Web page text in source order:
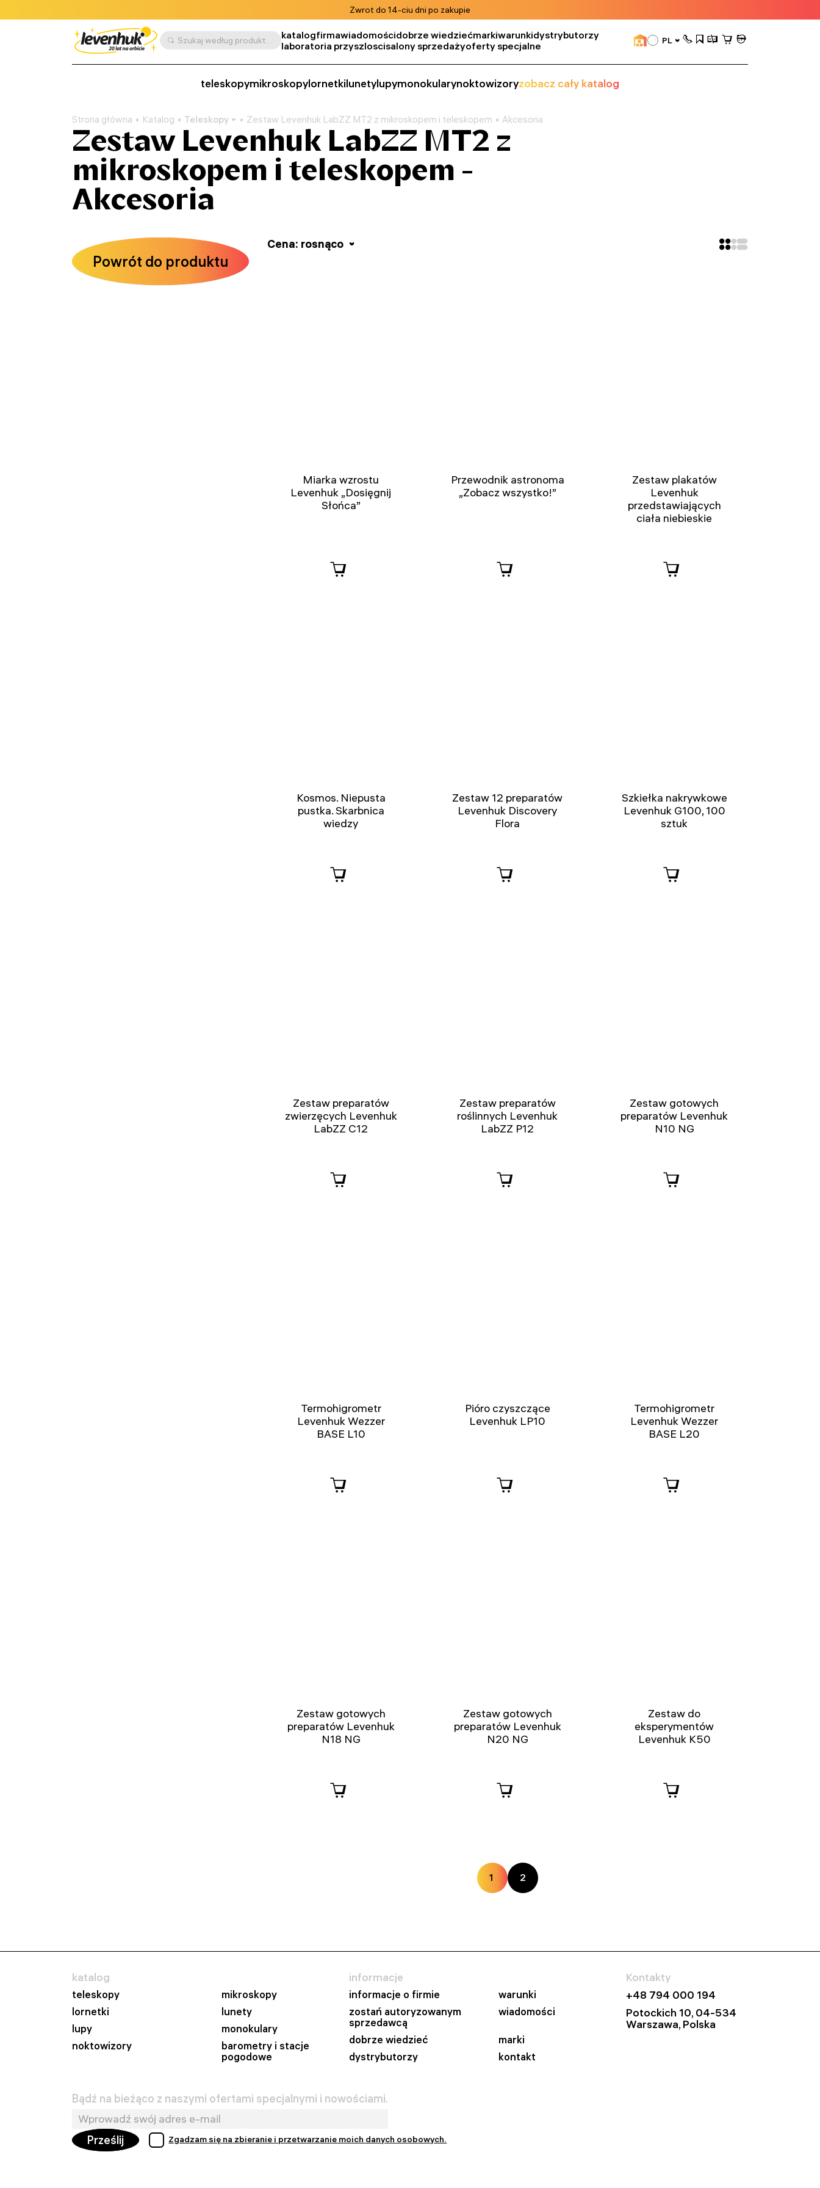
Zwrot do 14-ciu dni po zakupie
Szukaj według produktu, SKU, kategorii itp. katalogfirmawiadomościdobrze wiedziećmarkiwarunkidystrybutorzy
laboratoria przyszloscisalony sprzedażyoferty specjalne PL
teleskopymikroskopylornetkilunetylupymonokularynoktowizoryzobacz cały katalog
Strona główna Katalog Teleskopy Zestaw Levenhuk LabZZ MT2 z mikroskopem i teleskopem Akcesoria
Zestaw Levenhuk LabZZ MT2 z
mikroskopem i teleskopem -
Akcesoria
Powrót do produktu
Cena: rosnąco
Miarka wzrostu
Levenhuk „Dosięgnij
Słońca”
Przewodnik astronoma
„Zobacz wszystko!”
Zestaw plakatów
Levenhuk
przedstawiających
ciała niebieskie
Kosmos. Niepusta
pustka. Skarbnica
wiedzy
Zestaw 12 preparatów
Levenhuk Discovery
Flora
Szkiełka nakrywkowe
Levenhuk G100, 100
sztuk
Zestaw preparatów
zwierzęcych Levenhuk
LabZZ C12
Zestaw preparatów
roślinnych Levenhuk
LabZZ P12
Zestaw gotowych
preparatów Levenhuk
N10 NG
Termohigrometr
Levenhuk Wezzer
BASE L10
Pióro czyszczące
Levenhuk LP10
Termohigrometr
Levenhuk Wezzer
BASE L20
Zestaw gotowych
preparatów Levenhuk
N18 NG
Zestaw gotowych
preparatów Levenhuk
N20 NG
Zestaw do
eksperymentów
Levenhuk K50
1 2
katalog
teleskopy
mikroskopy
lornetki
lunety
lupy
monokulary
noktowizory
barometry i stacje
pogodowe
informacje
informacje o firmie
warunki
zostań autoryzowanym
sprzedawcą
wiadomości
dobrze wiedzieć
marki
dystrybutorzy
kontakt
Kontakty
+48 794 000 194
Potockich 10, 04-534
Warszawa, Polska
Bądź na bieżąco z naszymi ofertami specjalnymi i nowościami.
Prześlij Zgadzam się na zbieranie i przetwarzanie moich danych osobowych.